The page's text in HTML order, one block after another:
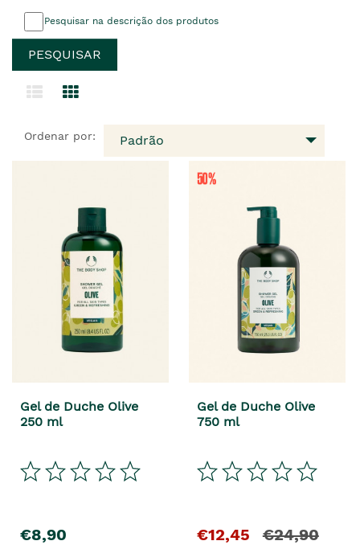
Pesquisar na descrição dos produtos
Ordenar por: Padrão
Gel de Duche Olive
250 ml
€8,90
Gel de Duche Olive
750 ml
€12,45 €24,90